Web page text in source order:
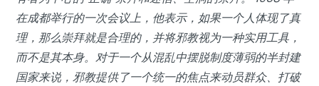
在成都举行的一次会议上，他表示，如果一个人体现了真
理，那么崇拜就是合理的，并将邪教视为一种实用工具，
而不是其本身。对于一个从混乱中摆脱制度薄弱的半封建
国家来说，邪教提供了一个统一的焦点来动员群众、打破